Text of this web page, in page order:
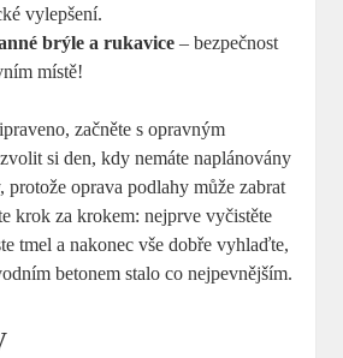
vylepšení.
brýle a rukavice – bezpečnost
místě!
začněte s opravným
si den, kdy nemáte naplánovány
protože oprava podlahy může zabrat
krok za krokem: nejprve vyčistěte
tmel a nakonec vše dobře vyhlaďte,
betonem stalo co nejpevnějším.